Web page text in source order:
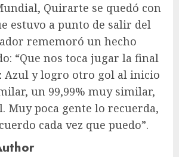
Quirarte se quedó con
estuvo a punto de salir del
rememoró un hecho
“Que nos toca jugar la final
Azul y logro otro gol al inicio
un 99,99% muy similar,
Muy poca gente lo recuerda,
cada vez que puedo”.